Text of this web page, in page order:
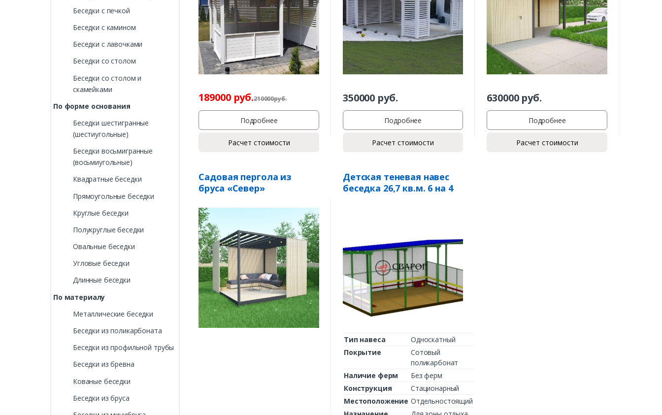
189000руб.210000руб.
Подробнее
Расчет стоимости
350000 руб.
Подробнее
Расчет стоимости
630000руб.
Подробнее
Расчет стоимости
Садовая пергола из
бруса «Север»
Детская теневая навес
беседка 26,7 кв.м. 6 на 4
Тип навеса
Односкатный
Покрытие
Сотовый
поликарбонат
Наличие ферм
Без ферм
Конструкция
Стационарный
Местоположение Отдельностоящий
Беседки с печкой
Беседки с камином
Беседки с лавочками
Беседки со столом
Беседки со столом и
скамейками
По форме основания
Беседки шестигранные
(шестиугольные)
Беседки восьмигранные
(восьмиугольные)
Квадратные беседки
Прямоугольные беседки
Круглые беседки
Полукруглые беседки
Овальные беседки
Угловые беседки
Длинные беседки
По материалу
Металлические беседки
Беседки из поликарбоната
Беседки из профильной трубы
Беседки из бревна
Кованые беседки
Беседки из бруса